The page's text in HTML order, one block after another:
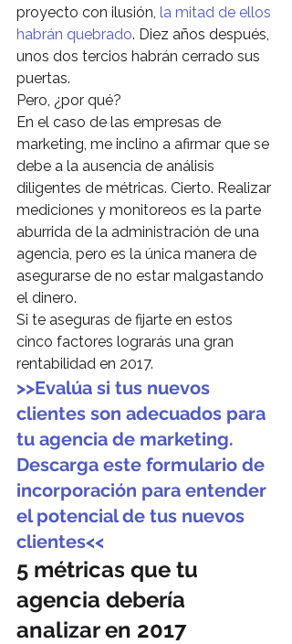
proyecto con ilusión, la mitad de ellos
habrán quebrado. Diez años después,
unos dos tercios habrán cerrado sus
puertas.
Pero, ¿por qué?
En el caso de las empresas de
marketing, me inclino a afirmar que se
debe a la ausencia de análisis
diligentes de métricas. Cierto. Realizar
mediciones y monitoreos es la parte
aburrida de la administración de una
agencia, pero es la única manera de
asegurarse de no estar malgastando
el dinero.
Si te aseguras de fijarte en estos
cinco factores lograrás una gran
rentabilidad en 2017.
>>Evalúa si tus nuevos
clientes son adecuados para
tu agencia de marketing.
Descarga este formulario de
incorporación para entender
el potencial de tus nuevos
clientes<<
5 métricas que tu
agencia debería
analizar en 2017